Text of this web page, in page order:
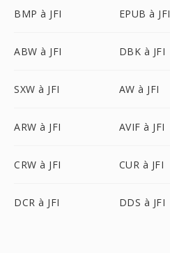
BMP à JFI EPUB à JFI
ABW à JFI DBK à JFI
SXW à JFI AW à JFI
ARW à JFI AVIF à JFI
CRW à JFI CUR à JFI
DCR à JFI DDS à JFI